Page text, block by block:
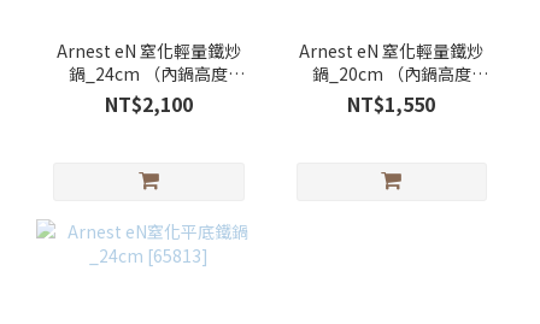
Arnest eN 窒化輕量鐵炒
鍋_24cm （內鍋高度
8cm）[65837]
NT$2,100
Arnest eN 窒化輕量鐵炒
鍋_20cm （內鍋高度
7.5cm） [65836]
NT$1,550